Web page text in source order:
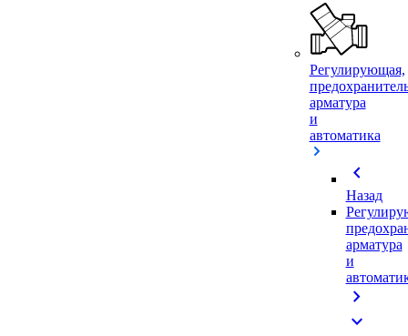
Регулирующая,
арматура
и
автоматика
chevron_left
Назад
арматура
и
chevron_right
expand_more